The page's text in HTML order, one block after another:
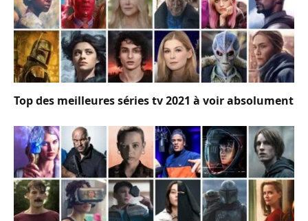
Top des meilleures séries tv 2021 à voir absolument